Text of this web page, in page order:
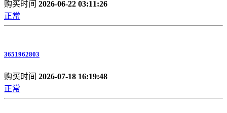
购买时间 2026-06-22 03:11:26
正常
3651962803
购买时间 2026-07-18 16:19:48
正常